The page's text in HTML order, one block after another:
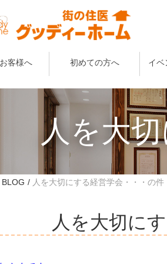
客様へ 初めての方へ イベ
人を大
BLOG 人を大切にする経営学会・・・の件
人を大切に